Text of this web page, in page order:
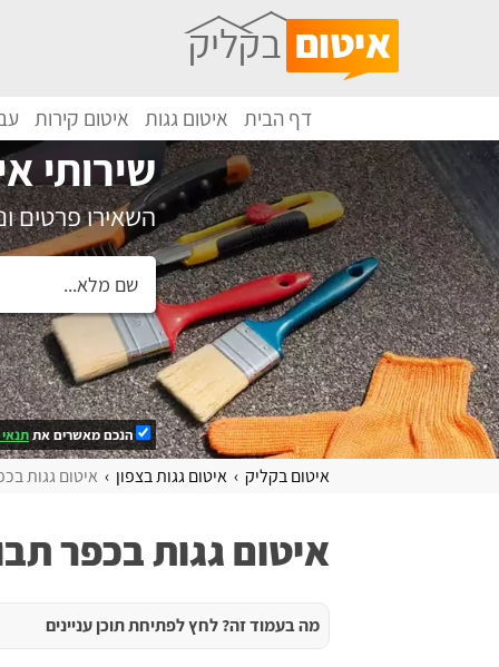
דף הבית איטום גגות איטום קירות
שירותי
השאירו פרטים
הנכם מאשרים את
איטום בקליק איטום גגות בצפון איטום גגות
איטום גגות בכפר
מה בעמוד זה? לחץ לפתיחת תוכן עניינים